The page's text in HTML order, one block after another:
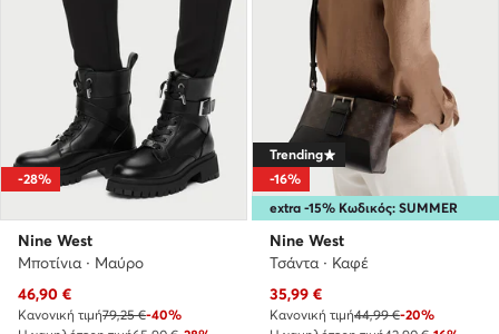
-28%
Nine West
Μποτίνια · Μαύρο
Τρέχουσα τιμή
46,90 €
Κανονική τιμή79,25 €-40%
extra -15% Κωδικός: SUMMER
Trending
-16%
Nine West
Τσάντα · Καφέ
Τρέχουσα τιμή
35,99 €
Κανονική τιμή44,99 €-20%